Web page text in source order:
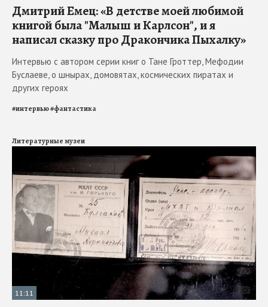
Дмитрий Емец: «В детстве моей любимой
книгой была "Малыш и Карлсон", и я
написал сказку про Дракончика Пыхалку»
Интервью с автором серии книг о Тане Гроттер, Мефодии
Буслаеве, о шнырах, домовятах, космических пиратах и
других героях
#интервью#фантастика
Литературные музеи
11:11